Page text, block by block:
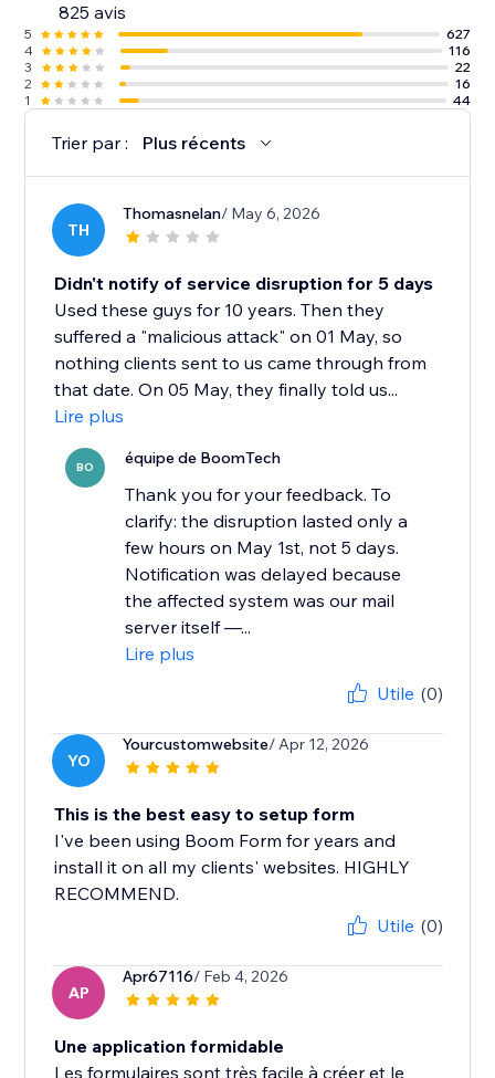
825 avis
5
627
4
116
3
22
2
16
1
44
Trier par : Plus récents
TH
Thomasnelan/ May 6, 2026
Didn't notify of service disruption for 5 days
Used these guys for 10 years. Then they
suffered a "malicious attack" on 01 May, so
nothing clients sent to us came through from
that date. On 05 May, they finally told us...
Lire plus
BO équipe de BoomTech
Thank you for your feedback. To
clarify: the disruption lasted only a
few hours on May 1st, not 5 days.
Notification was delayed because
the affected system was our mail
server itself —...
Lire plus
Utile (0)
YO
Yourcustomwebsite/ Apr 12, 2026
This is the best easy to setup form
I've been using Boom Form for years and
install it on all my clients' websites. HIGHLY
RECOMMEND.
Utile (0)
AP
Apr67116/ Feb 4, 2026
Une application formidable
Les formulaires sont très facile à créer et le